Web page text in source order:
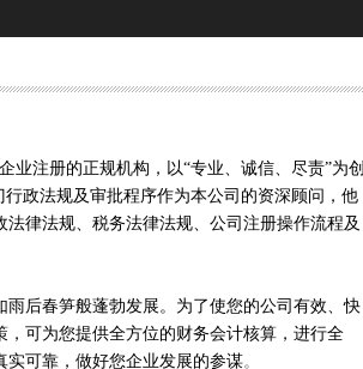
业注册的正规机构，以“专业、诚信、尽责”为创
政法规及审批程序作为本公司的资深顾问，他
律法规、税务法律法规、公司注册操作流程及
后春笋般蓬勃发展。为了使您的公司有效、快
可为您提供全方位的财务会计核算，进行全
实可靠，做好您企业发展的参谋。